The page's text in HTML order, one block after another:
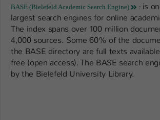
BASE (Bielefeld Academic Search Engine) : is
largest search engines for online
The index spans over 100 million
4,000 sources. Some 60% of the
the BASE directory are full texts
free (open access). The BASE search
by the Bielefeld University Library.